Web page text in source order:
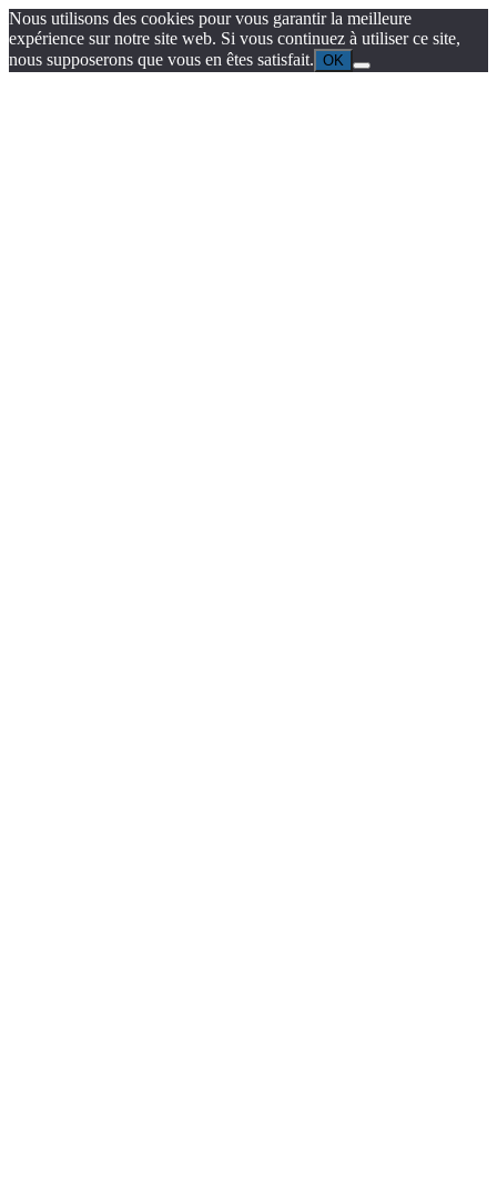
Nous utilisons des cookies pour vous garantir la meilleure
expérience sur notre site web. Si vous continuez à utiliser ce site,
nous supposerons que vous en êtes satisfait. OK